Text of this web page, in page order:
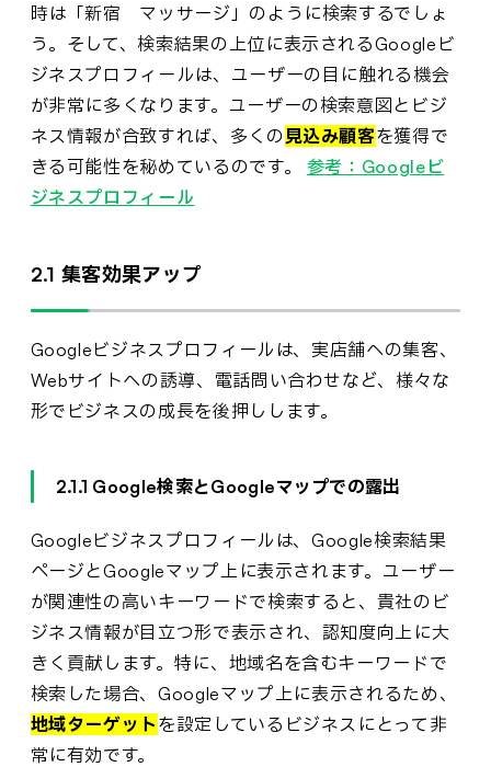
時は「新宿 マッサージ」のように検索するでしょ
う。そして、検索結果の上位に表示されるGoogleビ
ジネスプロフィールは、ユーザーの目に触れる機会
が非常に多くなります。ユーザーの検索意図とビジ
ネス情報が合致すれば、多くの 見込み顧客を獲得で
きる可能性を秘めているのです。 参考：Googleビ
ジネスプロフィール
2.1 集客効果アップ
Googleビジネスプロフィールは、実店舗への集客、
Webサイトへの誘導、電話問い合わせなど、様々な
形でビジネスの成長を後押しします。
2.1.1 Google検索とGoogleマップでの露出
Googleビジネスプロフィールは、Google検索結果
ページとGoogleマップ上に表示されます。ユーザー
が関連性の高いキーワードで検索すると、貴社のビ
ジネス情報が目立つ形で表示され、認知度向上に大
きく貢献します。特に、地域名を含むキーワードで
検索した場合、Googleマップ上に表示されるため、
地域ターゲットを設定しているビジネスにとって非
常に有効です。